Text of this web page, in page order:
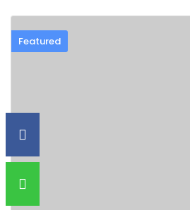
Featured